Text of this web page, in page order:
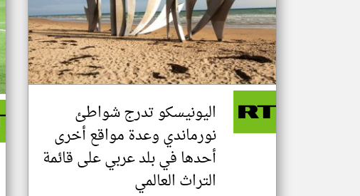
اليونيسكو تدرج شواطئ
نورماندي وعدة مواقع أخرى
أحدها في بلد عربي على قائمة
التراث العالمي